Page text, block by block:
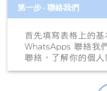
第一步 - 聯絡我們